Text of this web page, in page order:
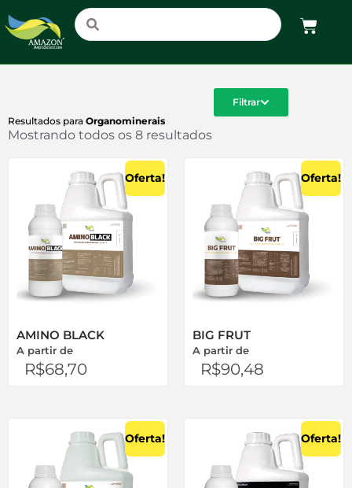
Filtrar
Resultados para Organominerais
Mostrando todos os 8 resultados
Oferta!
AMINO BLACK
A partir de
R$68,70
Oferta!
BIG FRUT
A partir de
R$90,48
Oferta! Oferta!